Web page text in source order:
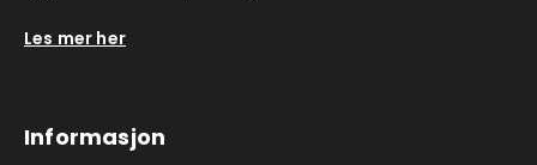
Les mer her
Informasjon